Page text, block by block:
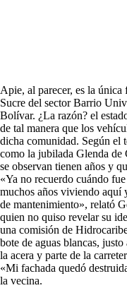
Apie, al parecer, es la
Sucre del sector Barrio
Bolívar. ¿La razón? el
de tal manera que los
dicha comunidad. Según el
como la jubilada Glenda de
se observan tienen años y
«Ya no recuerdo cuándo
muchos años viviendo aquí
de mantenimiento», relató
quien no quiso revelar su
una comisión de
bote de aguas blancas,
la acera y parte de la
«Mi fachada quedó
la vecina.